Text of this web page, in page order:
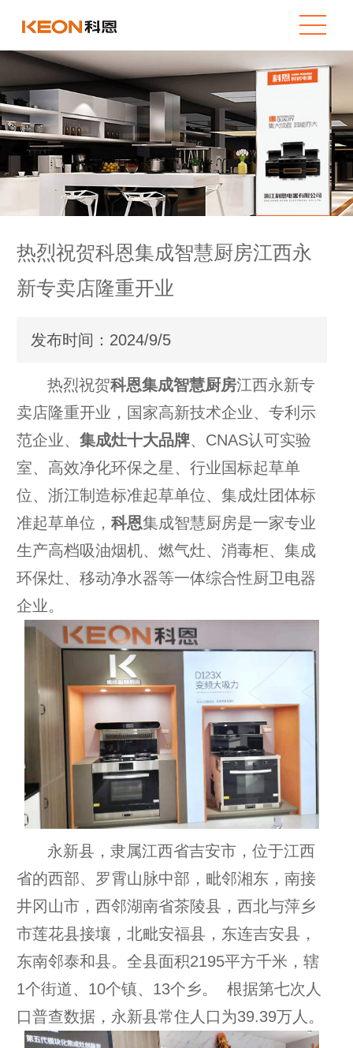
热烈祝贺科恩集成智慧厨房江西永
新专卖店隆重开业
发布时间：2024/9/5
热烈祝贺科恩集成智慧厨房江西永新专
卖店隆重开业，国家高新技术企业、专利示
范企业、集成灶十大品牌、CNAS认可实验
室、高效净化环保之星、行业国标起草单
位、浙江制造标准起草单位、集成灶团体标
准起草单位，科恩集成智慧厨房是一家专业
生产高档吸油烟机、燃气灶、消毒柜、集成
环保灶、移动净水器等一体综合性厨卫电器
企业。
永新县，隶属江西省吉安市，位于江西
省的西部、罗霄山脉中部，毗邻湘东，南接
井冈山市，西邻湖南省茶陵县，西北与萍乡
市莲花县接壤，北毗安福县，东连吉安县，
东南邻泰和县。全县面积2195平方千米，辖
1个街道、10个镇、13个乡。 根据第七次人
口普查数据，永新县常住人口为39.39万人。